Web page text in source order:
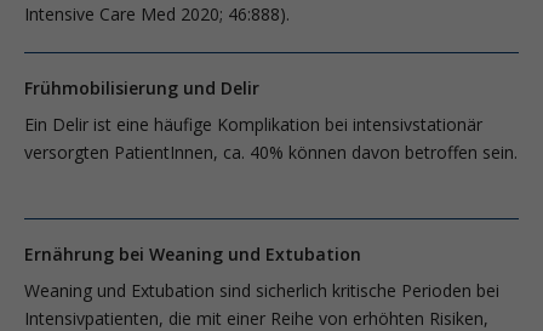
Intensive Care Med 2020; 46:888).
Frühmobilisierung und Delir
Ein Delir ist eine häufige Komplikation bei intensivstationär
versorgten PatientInnen, ca. 40% können davon betroffen sein.
Ernährung bei Weaning und Extubation
Weaning und Extubation sind sicherlich kritische Perioden bei
Intensivpatienten, die mit einer Reihe von erhöhten Risiken,